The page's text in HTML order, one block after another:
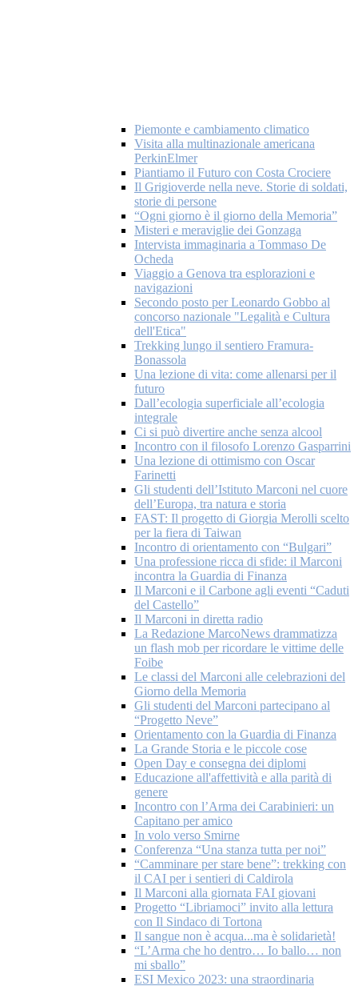
Piemonte e cambiamento climatico
Visita alla multinazionale americana
PerkinElmer
Piantiamo il Futuro con Costa Crociere
Il Grigioverde nella neve. Storie di soldati,
storie di persone
“Ogni giorno è il giorno della Memoria”
Misteri e meraviglie dei Gonzaga
Intervista immaginaria a Tommaso De
Ocheda
Viaggio a Genova tra esplorazioni e
navigazioni
Secondo posto per Leonardo Gobbo al
concorso nazionale "Legalità e Cultura
dell'Etica"
Trekking lungo il sentiero Framura-
Bonassola
Una lezione di vita: come allenarsi per il
futuro
Dall’ecologia superficiale all’ecologia
integrale
Ci si può divertire anche senza alcool
Incontro con il filosofo Lorenzo Gasparrini
Una lezione di ottimismo con Oscar
Farinetti
Gli studenti dell’Istituto Marconi nel cuore
dell’Europa, tra natura e storia
FAST: Il progetto di Giorgia Merolli scelto
per la fiera di Taiwan
Incontro di orientamento con “Bulgari”
Una professione ricca di sfide: il Marconi
incontra la Guardia di Finanza
Il Marconi e il Carbone agli eventi “Caduti
del Castello”
Il Marconi in diretta radio
La Redazione MarcoNews drammatizza
un flash mob per ricordare le vittime delle
Foibe
Le classi del Marconi alle celebrazioni del
Giorno della Memoria
Gli studenti del Marconi partecipano al
“Progetto Neve”
Orientamento con la Guardia di Finanza
La Grande Storia e le piccole cose
Open Day e consegna dei diplomi
Educazione all'affettività e alla parità di
genere
Incontro con l’Arma dei Carabinieri: un
Capitano per amico
In volo verso Smirne
Conferenza “Una stanza tutta per noi”
“Camminare per stare bene”: trekking con
il CAI per i sentieri di Caldirola
Il Marconi alla giornata FAI giovani
Progetto “Libriamoci” invito alla lettura
con Il Sindaco di Tortona
Il sangue non è acqua...ma è solidarietà!
“L’Arma che ho dentro… Io ballo… non
mi sballo”
ESI Mexico 2023: una straordinaria